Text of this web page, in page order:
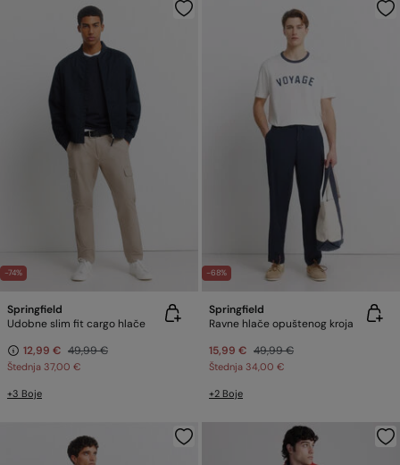
-74%
Springfield
Udobne slim fit cargo hlače
12,99 € 49,99 €
Štednja 37,00 €
+3 Boje
-68%
Springfield
Ravne hlače opuštenog kroja
15,99 € 49,99 €
Štednja 34,00 €
+2 Boje